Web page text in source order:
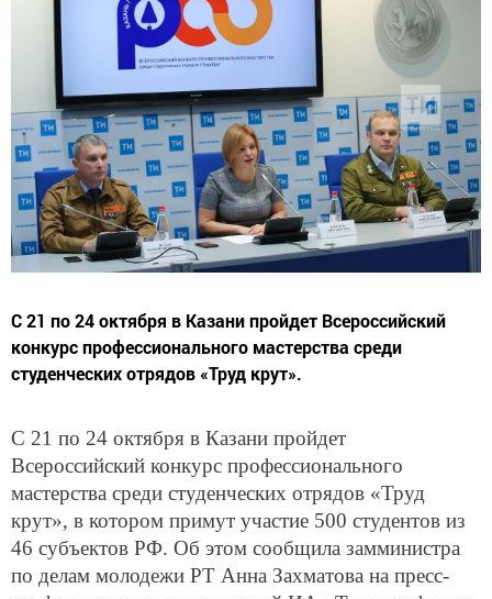
С 21 по 24 октября в Казани пройдет Всероссийский
конкурс профессионального мастерства среди
студенческих отрядов «Труд крут».
С 21 по 24 октября в Казани пройдет
Всероссийский конкурс профессионального
мастерства среди студенческих отрядов «Труд
крут», в котором примут участие 500 студентов из
46 субъектов РФ. Об этом сообщила замминистра
по делам молодежи РТ Анна Захматова на пресс-